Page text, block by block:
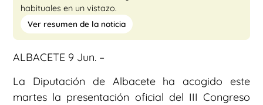
habituales en un vistazo.
Ver resumen de la noticia
ALBACETE 9 Jun. –
La Diputación de Albacete ha acogido este
martes la presentación oficial del III Congreso